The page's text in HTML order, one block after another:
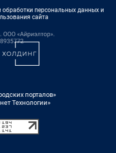
персональных данных и
сайта
порталов»
Технологии»